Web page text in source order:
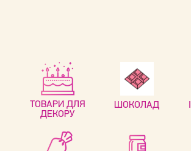
ТОВАРИ ДЛЯ
ДЕКОРУ
ШОКОЛАД